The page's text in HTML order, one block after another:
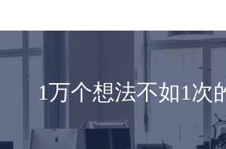
1万个想法不如1次